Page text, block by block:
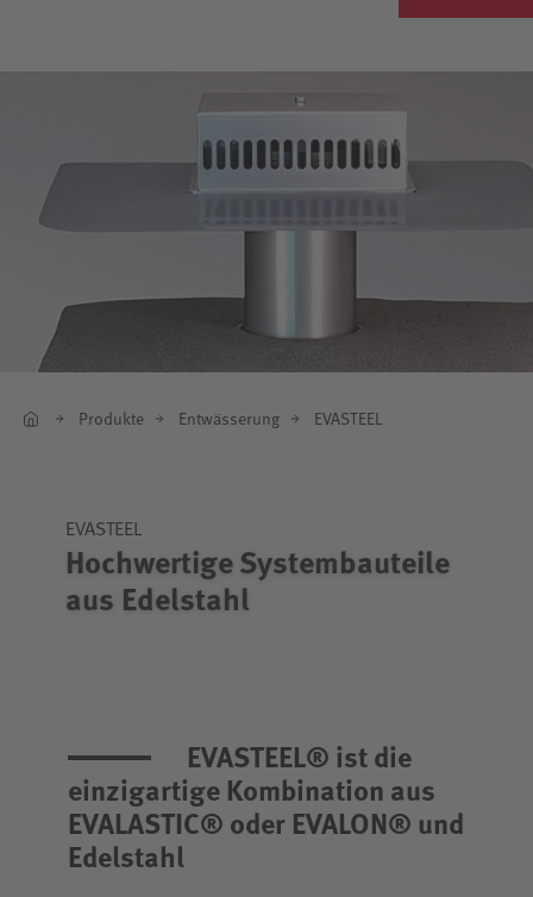
Produkte Entwässerung EVASTEEL
EVASTEEL
Hochwertige Systembauteile
aus Edelstahl
EVASTEEL® ist die
einzigartige Kombination aus
EVALASTIC® oder EVALON® und
Edelstahl